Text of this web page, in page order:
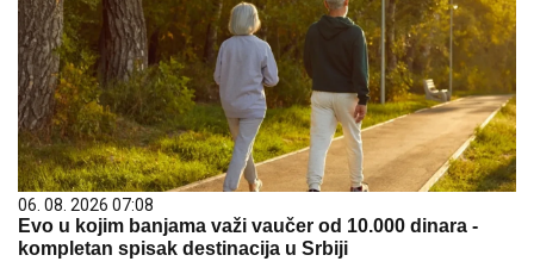
06. 08. 2026 07:08
Evo u kojim banjama važi vaučer od 10.000 dinara -
kompletan spisak destinacija u Srbiji